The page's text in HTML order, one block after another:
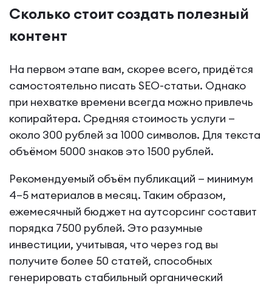
Сколько стоит создать полезный
контент
На первом этапе вам, скорее всего, придётся
самостоятельно писать SEO-статьи. Однако
при нехватке времени всегда можно привлечь
копирайтера. Средняя стоимость услуги —
около 300 рублей за 1000 символов. Для текста
объёмом 5000 знаков это 1500 рублей.
Рекомендуемый объём публикаций — минимум
4–5 материалов в месяц. Таким образом,
ежемесячный бюджет на аутсорсинг составит
порядка 7500 рублей. Это разумные
инвестиции, учитывая, что через год вы
получите более 50 статей, способных
генерировать стабильный органический